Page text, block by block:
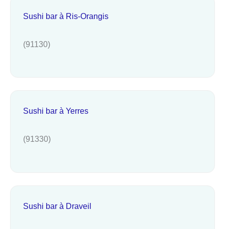
Sushi bar à Ris-Orangis
(91130)
Sushi bar à Yerres
(91330)
Sushi bar à Draveil